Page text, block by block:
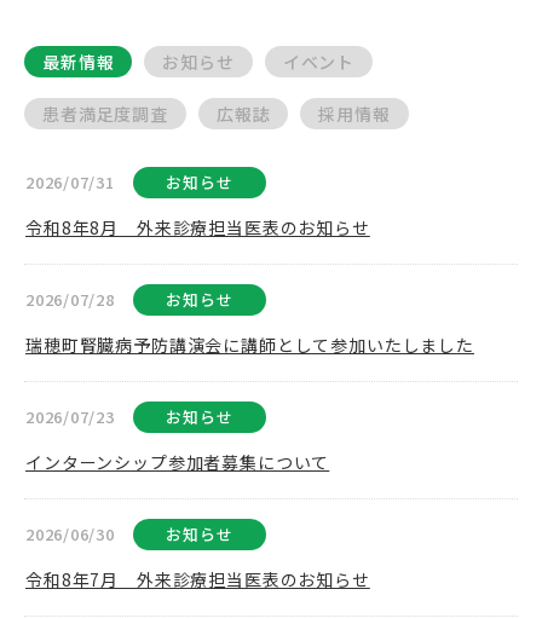
最新情報 お知らせ イベント
患者満足度調査 広報誌 採用情報
2026/07/31 お知らせ
令和8年8月 外来診療担当医表のお知らせ
2026/07/28 お知らせ
瑞穂町腎臓病予防講演会に講師として参加いたしました
2026/07/23 お知らせ
インターンシップ参加者募集について
2026/06/30 お知らせ
令和8年7月 外来診療担当医表のお知らせ